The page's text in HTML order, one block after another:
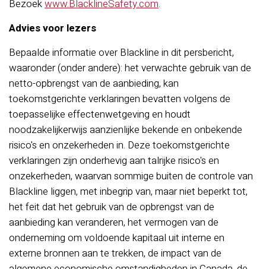
Bezoekwww.BlacklineSafety.com.
Advies voor lezers
Bepaalde informatie over Blackline in dit persbericht,
waaronder (onder andere): het verwachte gebruik van de
netto-opbrengst van de aanbieding, kan
toekomstgerichte verklaringen bevatten volgens de
toepasselijke effectenwetgeving en houdt
noodzakelijkerwijs aanzienlijke bekende en onbekende
risico's en onzekerheden in. Deze toekomstgerichte
verklaringen zijn onderhevig aan talrijke risico's en
onzekerheden, waarvan sommige buiten de controle van
Blackline liggen, met inbegrip van, maar niet beperkt tot,
het feit dat het gebruik van de opbrengst van de
aanbieding kan veranderen, het vermogen van de
onderneming om voldoende kapitaal uit interne en
externe bronnen aan te trekken, de impact van de